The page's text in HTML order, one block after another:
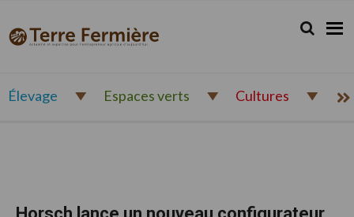
navigation
contenu
principal
pied
de
Terre
Fermière
Actualité
et
pour
Élevage Espaces verts Cultures